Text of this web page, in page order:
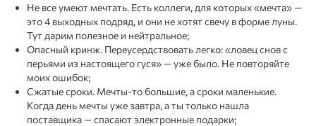
Не все умеют мечтать. Есть коллеги, для которых «мечта» —
это 4 выходных подряд, и они не хотят свечу в форме луны.
Тут дарим полезное и нейтральное;
Опасный кринж. Переусердствовать легко: «ловец снов с
перьями из настоящего гуся» — уже было. Не повторяйте
моих ошибок;
Сжатые сроки. Мечты-то большие, а сроки маленькие.
Когда день мечты уже завтра, а ты только нашла
поставщика — спасают электронные подарки;